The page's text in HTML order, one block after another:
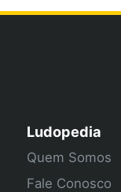
Ludopedia
Quem Somos
Fale Conosco